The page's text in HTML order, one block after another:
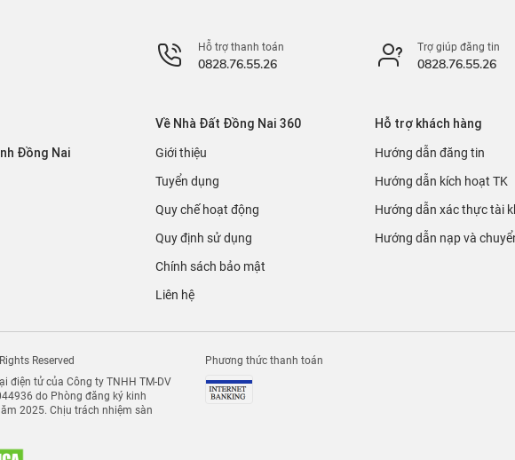
Đồng Nai
Hỗ trợ thanh toán
0828.76.55.26
Trợ giúp đăng tin
0828.76.55.26
Về Nhà Đất Đồng Nai 360
Giới thiệu
Tuyển dụng
Quy chế hoạt động
Quy định sử dụng
Chính sách bảo mật
Liên hệ
Hỗ trợ khách hàng
Hướng dẫn đăng tin
Hướng dẫn kích hoạt TK
Hướng dẫn xác thực tài
Hướng dẫn nạp và
Reserved
điện tử của Công ty TNHH TM-DV
do Phòng đăng ký kinh
2025. Chịu trách nhiệm sàn
Phương thức thanh toán